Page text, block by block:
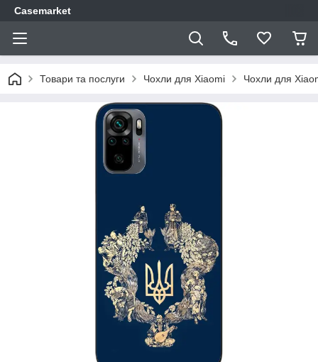
Casemarket
Товари та послуги Чохли для Xiaomi Чохли для